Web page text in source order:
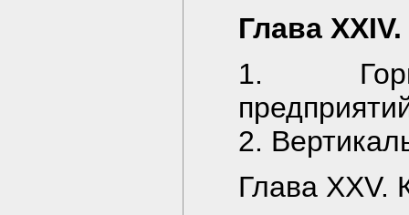
Глава
1.
2.
Глава XXV.